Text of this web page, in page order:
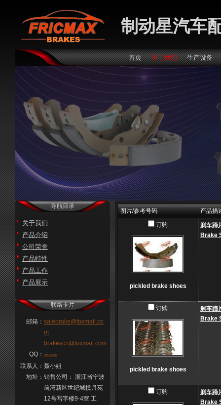
制动星汽车
首页 关于我们 生产设备
图片/参考号码
产品描
订购
pickled brake shoes
刹车蹄
Brake
订购
pickled brake shoes
刹车蹄
Brake
订购
刹车蹄
Brake
导航目录
关于我们
产品介绍
公司荣誉
产品特性
产品工作
产品展示
联络卡片
邮箱： salebrake@foxmail.co
m
brakescn@foxmail.com
QQ：
838145992
联系人： 聂小姐
地址： 销售公司： 浙江省宁波
前湾新区世纪城揽月苑
12号写字楼9-4室 工